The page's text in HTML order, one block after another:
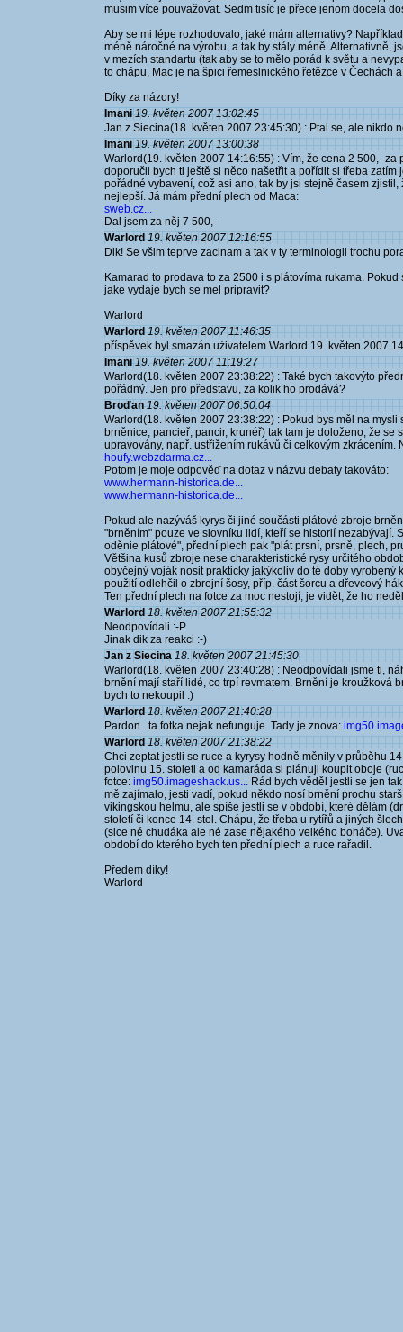
musim více pouvažovat. Sedm tisíc je přece jenom docela
Aby se mi lépe rozhodovalo, jaké mám alternativy?
méně náročné na výrobu, a tak by stály méně. Alternativně,
v mezích standartu (tak aby se to mělo porád k světu a
to chápu, Mac je na špici řemeslnického řetězce v Čechách
Díky za názory!
Imani 19. květen 2007 13:02:45
Jan z Siecina(18. květen 2007 23:45:30) : Ptal se, ale nikdo
Imani 19. květen 2007 13:00:38
Warlord(19. květen 2007 14:16:55) : Vím, že cena 2 500,-
doporučil bych ti ještě si něco našetřit a pořídit si třeba
pořádné vybavení, což asi ano, tak by jsi stejně časem
nejlepší. Já mám přední plech od Maca:
sweb.cz...
Dal jsem za něj 7 500,-
Warlord 19. květen 2007 12:16:55
Dik! Se všim teprve zacinam a tak v ty terminologii trochu
Kamarad to prodava to za 2500 i s plátovíma rukama.
jake vydaje bych se mel pripravit?
Warlord
Warlord 19. květen 2007 11:46:35
příspěvek byl smazán użivatelem Warlord 19. květen 2007
Imani 19. květen 2007 11:19:27
Warlord(18. květen 2007 23:38:22) : Také bych takovýto
pořádný. Jen pro představu, za kolik ho prodává?
Broďan 19. květen 2007 06:50:04
Warlord(18. květen 2007 23:38:22) : Pokud bys měl na
brněnice, pancieř, pancir, krunéř) tak tam je doloženo, že se
upravovány, např. ustřižením rukávů či celkovým zkrácením.
houfy.webzdarma.cz...
Potom je moje odpověď na dotaz v názvu debaty takováto:
www.hermann-historica.de...
www.hermann-historica.de...
Pokud ale nazýváš kyrys či jiné součásti plátové zbroje
"brněním" pouze ve slovníku lidí, kteří se historií nezabývají.
oděnie plátové", přední plech pak "plát prsní, prsně, plech,
Většina kusů zbroje nese charakteristické rysy určitého
obyčejný voják nosit prakticky jakýkoliv do té doby vyrobený
použití odlehčil o zbrojní šosy, příp. část šorcu a dřevcový
Ten přední plech na fotce za moc nestojí, je vidět, že ho
Warlord 18. květen 2007 21:55:32
Neodpovídali :-P
Jinak dik za reakci :-)
Jan z Siecina 18. květen 2007 21:45:30
Warlord(18. květen 2007 23:40:28) : Neodpovídali jsme ti,
brnění mají staří lidé, co trpí revmatem. Brnění je kroužková
bych to nekoupil :)
Warlord 18. květen 2007 21:40:28
Pardon...ta fotka nejak nefunguje. Tady je znova:
Warlord 18. květen 2007 21:38:22
Chci zeptat jestli se ruce a kyrysy hodně měnily v průběhu
polovinu 15. stoleti a od kamaráda si plánuji koupit oboje
fotce: img50.imageshack.us... Rád bych věděl jestli se jen
mě zajímalo, jesti vadí, pokud někdo nosí brnění prochu
vikingskou helmu, ale spíše jestli se v období, které dělám
století či konce 14. stol. Chápu, že třeba u rytířů a jiných
(sice né chudáka ale né zase nějakého velkého boháče).
období do kterého bych ten přední plech a ruce rařadil.
Předem díky!
Warlord